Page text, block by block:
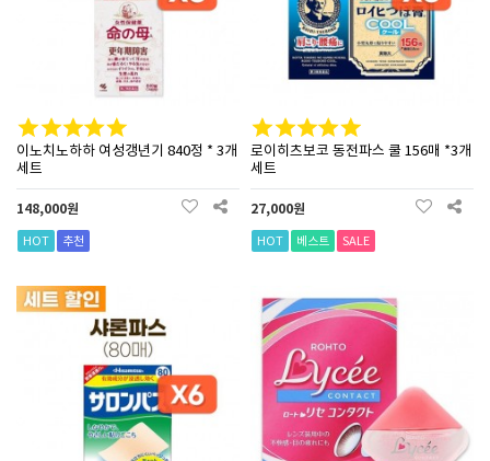
이노치노하하 여성갱년기 840정 * 3개
세트
148,000원
HOT 추천
로이히츠보코 동전파스 쿨 156매 *3개
세트
27,000원
HOT 베스트 SALE